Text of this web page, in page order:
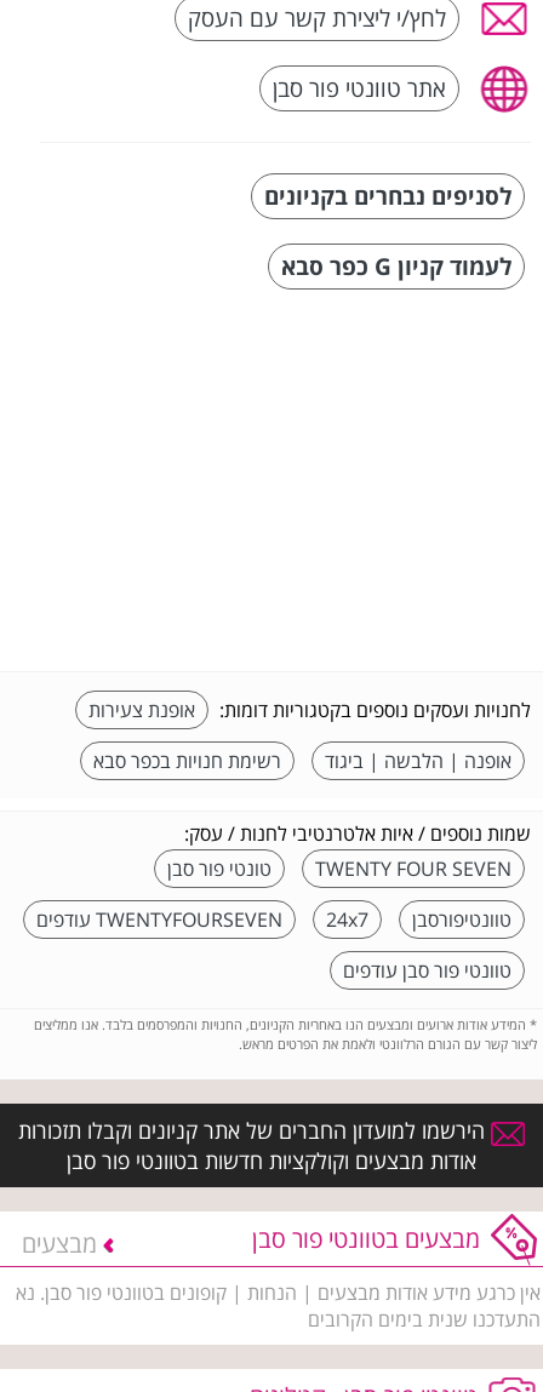
לחץ/י ליצירת קשר עם העסק
אתר טוונטי פור סבן
לסניפים נבחרים בקניונים
לעמוד קניון G כפר סבא
לחנויות ועסקים נוספים בקטגוריות דומות:
אופנת צעירות
אופנה | הלבשה | ביגוד
רשימת חנויות בכפר סבא
שמות נוספים / איות אלטרנטיבי לחנות / עסק:
TWENTY FOUR SEVEN
טונטי פור סבן
טוונטיפורסבן
24x7
TWENTYFOURSEVEN עודפים
טוונטי פור סבן עודפים
* המידע אודות ארועים ומבצעים הנו באחריות הקניונים, החנויות והמפרסמים בלבד. אנו ממליצים
ליצור קשר עם הגורם הרלוונטי ולאמת את הפרטים מראש.
הירשמו למועדון החברים של אתר קניונים וקבלו תזכורות
אודות מבצעים וקולקציות חדשות בטוונטי פור סבן
מבצעים בטוונטי פור סבן מבצעים
אין כרגע מידע אודות מבצעים | הנחות | קופונים בטוונטי פור סבן. נא
התעדכנו שנית בימים הקרובים